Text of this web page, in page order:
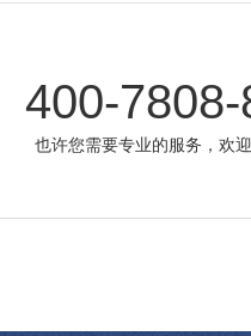
400-
也许您需要专业的服务，欢